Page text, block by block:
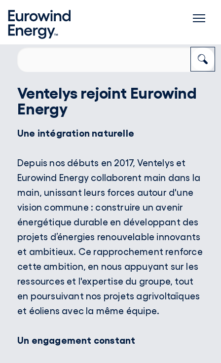
Ventelys rejoint Eurowind
Energy
Une intégration naturelle
Depuis nos débuts en 2017, Ventelys et
Eurowind Energy collaborent main dans la
main, unissant leurs forces autour d'une
vision commune : construire un avenir
énergétique durable en développant des
projets d’énergies renouvelable innovants
et ambitieux. Ce rapprochement renforce
cette ambition, en nous appuyant sur les
ressources et l'expertise du groupe, tout
en poursuivant nos projets agrivoltaïques
et éoliens avec la même équipe.
Un engagement constant